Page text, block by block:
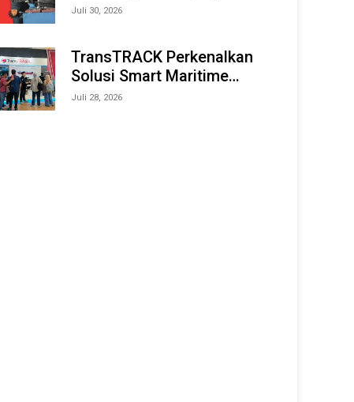
dan Tahan Lama
Juli 30, 2026
TransTRACK Perkenalkan
Solusi Smart Maritime
Monitoring Berbasis AI dan
Juli 28, 2026